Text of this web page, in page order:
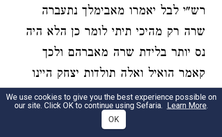
רש"י לבל יאמרו מאבימלך נתעברה
שרה רק מהיכי תיתי לומר כן הלא היה
נס יותר בלידת שרה מאברהם ולכך
קאמר הואיל ואלה תולדות יצחק היינו
יעקב ועשו האמורים בפרשה וא"כ היה
לבריות לתמוה האיך שני צדיקים הללו
We use cookies to give you the best experience possible on
our site. Click OK to continue using Sefaria. Learn More.
OK